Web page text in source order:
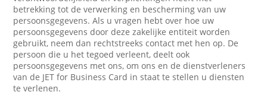
betrekking tot de verwerking en bescherming van uw
persoonsgegevens. Als u vragen hebt over hoe uw
persoonsgegevens door deze zakelijke entiteit worden
gebruikt, neem dan rechtstreeks contact met hen op. De
persoon die u het tegoed verleent, deelt ook
persoonsgegevens met ons, om ons en de dienstverleners
van de JET for Business Card in staat te stellen u diensten
te verlenen.